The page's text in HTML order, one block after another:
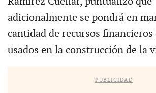
adicionalmente se pondrá en
cantidad de recursos financieros
usados en la construcción de la
PUBLICIDAD